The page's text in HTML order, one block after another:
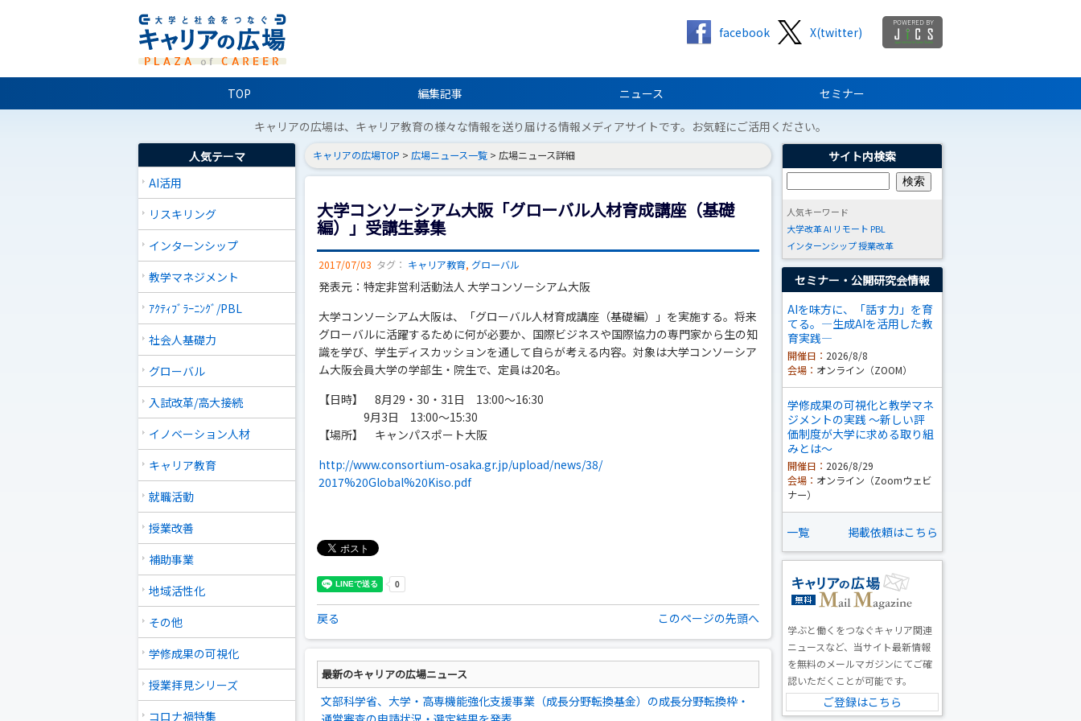
X(twitter)
facebook
TOP 編集記事 ニュース セミナー
キャリアの広場は、キャリア教育の様々な情報を送り届ける情報メディアサイトです。お気軽にご活用ください。
人気テーマ
AI活用
リスキリング
インターンシップ
教学マネジメント
ｱｸﾃｨﾌﾞﾗｰﾆﾝｸﾞ/PBL
社会人基礎力
グローバル
入試改革/高大接続
イノベーション人材
キャリア教育
就職活動
授業改善
補助事業
地域活性化
その他
学修成果の可視化
授業拝見シリーズ
コロナ禍特集
キャリアの広場TOP > 広場ニュース一覧 > 広場ニュース詳細
大学コンソーシアム大阪「グローバル人材育成講座（基礎
編）」受講生募集
2017/07/03 タグ： キャリア教育, グローバル
発表元：特定非営利活動法人 大学コンソーシアム大阪
大学コンソーシアム大阪は、「グローバル人材育成講座（基礎編）」を実施する。将来
グローバルに活躍するために何が必要か、国際ビジネスや国際協力の専門家から生の知
識を学び、学生ディスカッションを通して自らが考える内容。対象は大学コンソーシア
ム大阪会員大学の学部生・院生で、定員は20名。
【日時】 8月29・30・31日 13:00～16:30
9月3日 13:00～15:30
【場所】 キャンパスポート大阪
http://www.consortium-osaka.gr.jp/upload/news/38/
2017%20Global%20Kiso.pdf
戻る このページの先頭へ
最新のキャリアの広場ニュース
文部科学省、大学・高専機能強化支援事業（成長分野転換基金）の成長分野転換枠・
サイト内検索
人気キーワード
大学改革AI リモート PBL
インターンシップ授業改革
セミナー・公開研究会情報
AIを味方に、「話す力」を育
てる。―生成AIを活用した教
育実践―
開催日： 2026/8/8
会場： オンライン（ZOOM）
学修成果の可視化と教学マネ
ジメントの実践 ～新しい評
価制度が大学に求める取り組
みとは～
開催日： 2026/8/29
会場： オンライン（Zoomウェビ
ナー）
一覧 掲載依頼はこちら
学ぶと働くをつなぐキャリア関連
ニュースなど、当サイト最新情報
を無料のメールマガジンにてご確
認いただくことが可能です。
ご登録はこちら